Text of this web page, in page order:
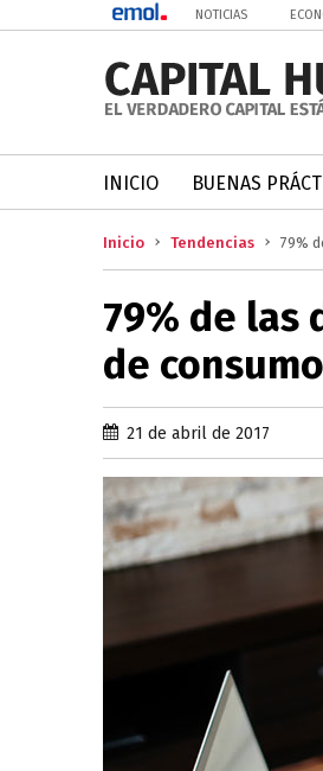
NOTICIAS
INICIO BUENAS
Inicio Tendencias 79%
79% de las
de consumo
21 de abril de 2017